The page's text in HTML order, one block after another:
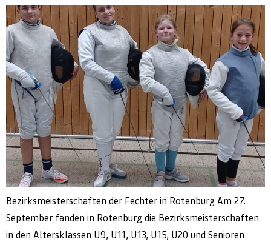
Bezirksmeisterschaften der Fechter in Rotenburg Am 27.
September fanden in Rotenburg die Bezirksmeisterschaften
in den Altersklassen U9, U11, U13, U15, U20 und Senioren